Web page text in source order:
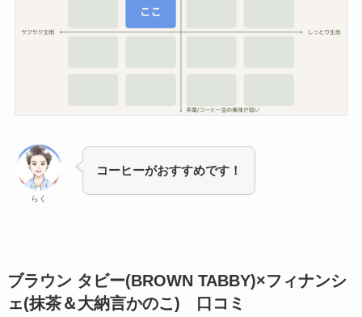
らく
コーヒーがおすすめです！
ブラウン タビー(BROWN TABBY)×フィナンシ
ェ(抹茶＆大納言かのこ) 口コミ